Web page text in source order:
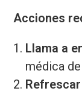
Acciones
Llama a
médica